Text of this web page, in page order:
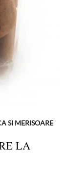
SI MERISOARE
LA